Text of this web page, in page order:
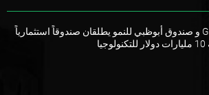
” G42″ و صندوق أبوظبي للنمو يطلقان صندوقاً استثمارياً